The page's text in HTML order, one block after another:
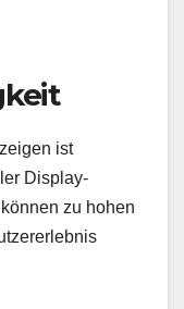
ist
Display-
zu hohen